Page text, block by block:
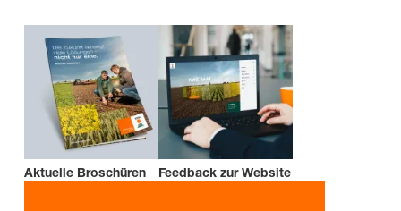
Aktuelle Broschüren Feedback zur Website